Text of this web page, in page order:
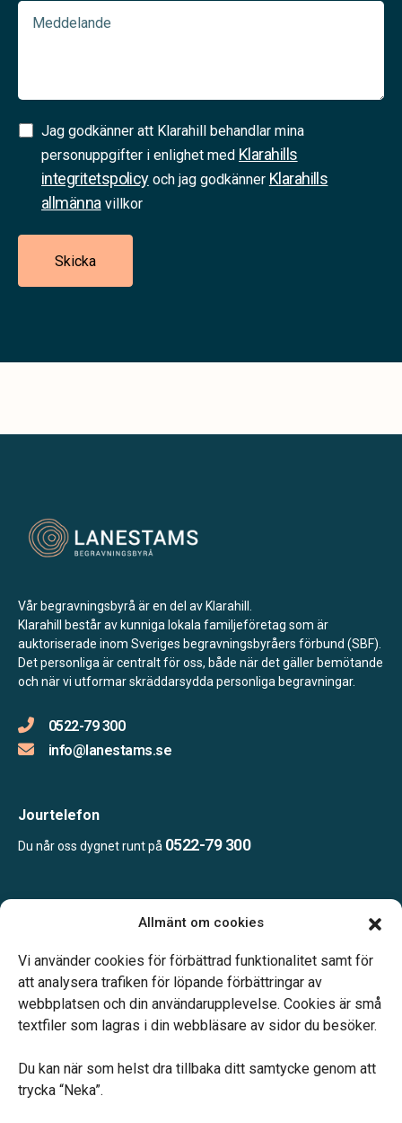
Allmänt om cookies
Vi använder cookies för förbättrad funktionalitet samt för
att analysera trafiken för löpande förbättringar av
webbplatsen och din användarupplevelse. Cookies är små
textfiler som lagras i din webbläsare av sidor du besöker.
Du kan när som helst dra tillbaka ditt samtycke genom att
trycka “Neka”.
Meddelande
Samtycke
(Required)
Jag godkänner att Klarahill behandlar mina
personuppgifter i enlighet med Klarahills
integritetspolicyoch jag godkänner Klarahills
allmänna villkor
Skicka
Vår begravningsbyrå är en del av Klarahill.
Klarahill består av kunniga lokala familjeföretag som är
auktoriserade inom Sveriges begravningsbyråers förbund (SBF).
Det personliga är centralt för oss, både när det gäller bemötande
och när vi utformar skräddarsydda personliga begravningar.
0522-79 300
info@lanestams.se
Jourtelefon
Du når oss dygnet runt på 0522-79 300
Telefonjour dygnet runt.
Vårt systerbolag Verahill hjälper dig med familjejuridiken –